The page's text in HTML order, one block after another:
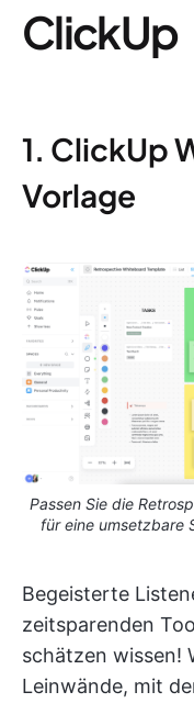
ClickUp
1. ClickUp
Vorlage
Passen Sie die
für eine umsetzbare
Begeisterte
zeitsparenden
schätzen wissen!
Leinwände, mit